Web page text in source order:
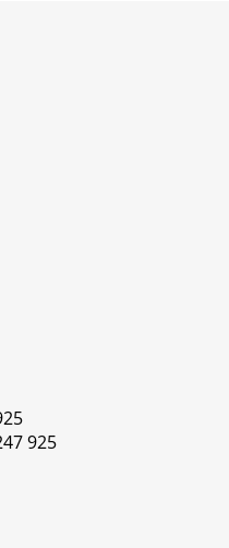
925